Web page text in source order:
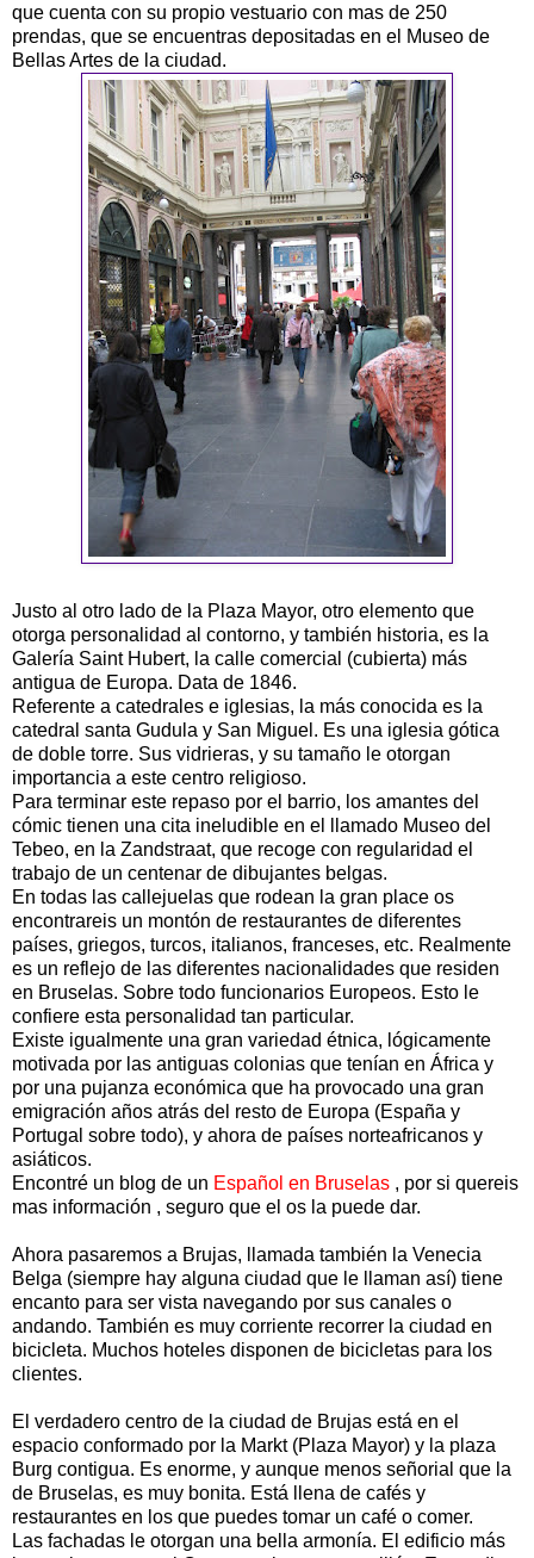
que cuenta con su propio vestuario con mas de 250
prendas, que se encuentras depositadas en el Museo de
Bellas Artes de la ciudad.
Justo al otro lado de la Plaza Mayor, otro elemento que
otorga personalidad al contorno, y también historia, es la
Galería Saint Hubert, la calle comercial (cubierta) más
antigua de Europa. Data de 1846.
Referente a catedrales e iglesias, la más conocida es la
catedral santa Gudula y San Miguel. Es una iglesia gótica
de doble torre. Sus vidrieras, y su tamaño le otorgan
importancia a este centro religioso.
Para terminar este repaso por el barrio, los amantes del
cómic tienen una cita ineludible en el llamado Museo del
Tebeo, en la Zandstraat, que recoge con regularidad el
trabajo de un centenar de dibujantes belgas.
En todas las callejuelas que rodean la gran place os
encontrareis un montón de restaurantes de diferentes
países, griegos, turcos, italianos, franceses, etc. Realmente
es un reflejo de las diferentes nacionalidades que residen
en Bruselas. Sobre todo funcionarios Europeos. Esto le
confiere esta personalidad tan particular.
Existe igualmente una gran variedad étnica, lógicamente
motivada por las antiguas colonias que tenían en África y
por una pujanza económica que ha provocado una gran
emigración años atrás del resto de Europa (España y
Portugal sobre todo), y ahora de países norteafricanos y
asiáticos.
Encontré un blog de un Español en Bruselas , por si quereis
mas información , seguro que el os la puede dar.
Ahora pasaremos a Brujas, llamada también la Venecia
Belga (siempre hay alguna ciudad que le llaman así) tiene
encanto para ser vista navegando por sus canales o
andando. También es muy corriente recorrer la ciudad en
bicicleta. Muchos hoteles disponen de bicicletas para los
clientes.
El verdadero centro de la ciudad de Brujas está en el
espacio conformado por la Markt (Plaza Mayor) y la plaza
Burg contigua. Es enorme, y aunque menos señorial que la
de Bruselas, es muy bonita. Está llena de cafés y
restaurantes en los que puedes tomar un café o comer.
Las fachadas le otorgan una bella armonía. El edificio más